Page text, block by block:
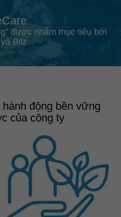
được nhắm mục tiêu bởi
Bilz
động bền vững
của công ty